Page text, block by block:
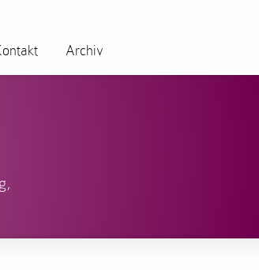
Archiv
,